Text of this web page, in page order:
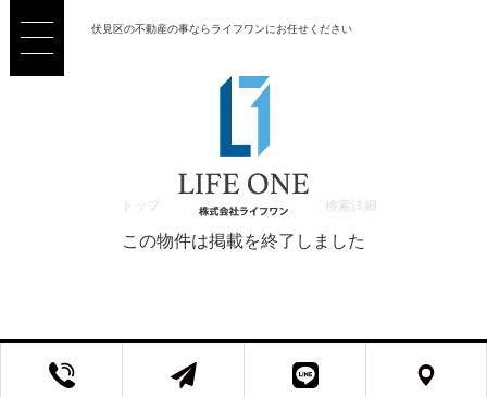
伏見区の不動産の事ならライフワンにお任せください
トップ 売買 検索一覧 売買 検索詳細
この物件は掲載を終了しました